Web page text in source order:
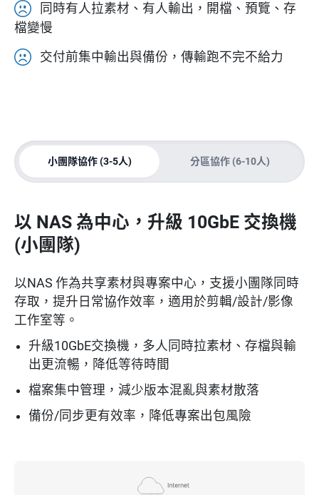
同時有人拉素材、有人輸出，開檔、預覽、存
檔變慢
交付前集中輸出與備份，傳輸跑不完不給力
小團隊協作 (3-5人) 分區協作 (6-10人)
以 NAS 為中心，升級 10GbE 交換機
(小團隊)
以NAS 作為共享素材與專案中心，支援小團隊同時
存取，提升日常協作效率，適用於剪輯/設計/影像
工作室等。
升級10GbE交換機，多人同時拉素材、存檔與輸
出更流暢，降低等待時間
檔案集中管理，減少版本混亂與素材散落
備份/同步更有效率，降低專案出包風險